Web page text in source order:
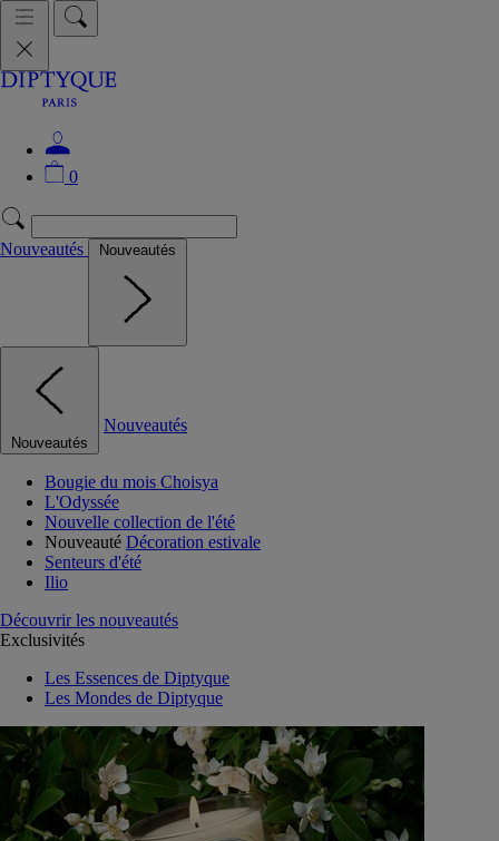
0
Nouveautés Nouveautés
Nouveautés
Nouveautés
Bougie du mois Choisya
L'Odyssée
Nouvelle collection de l'été
Nouveauté Décoration estivale
Senteurs d'été
Ilio
Découvrir les nouveautés
Exclusivités
Les Essences de Diptyque
Les Mondes de Diptyque